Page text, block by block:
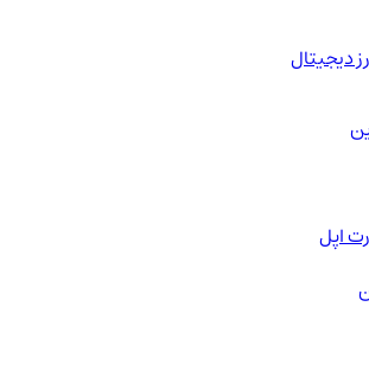
دیجیتال
اپل